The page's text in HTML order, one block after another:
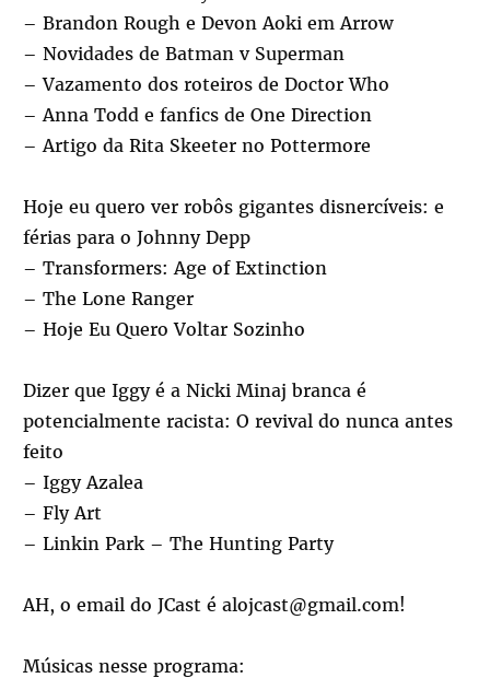
– Brandon Rough e Devon Aoki em Arrow
– Novidades de Batman v Superman
– Vazamento dos roteiros de Doctor Who
– Anna Todd e fanfics de One Direction
– Artigo da Rita Skeeter no Pottermore
Hoje eu quero ver robôs gigantes disnercíveis: e
férias para o Johnny Depp
– Transformers: Age of Extinction
– The Lone Ranger
– Hoje Eu Quero Voltar Sozinho
Dizer que Iggy é a Nicki Minaj branca é
potencialmente racista: O revival do nunca antes
feito
– Iggy Azalea
– Fly Art
– Linkin Park – The Hunting Party
AH, o email do JCast é alojcast@gmail.com!
Músicas nesse programa: